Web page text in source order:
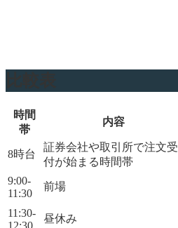
時間
帯
内容
8時台
証券会社や取引所で注文受
付が始まる時間帯
9:00-
11:30
前場
11:30-
12:30
昼休み